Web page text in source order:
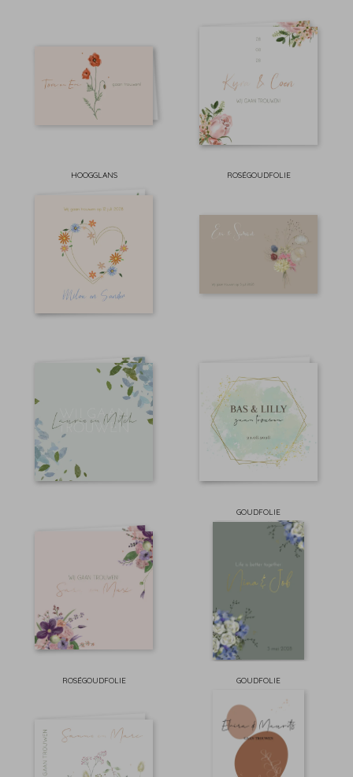
HOOGGLANS ROSÉGOUDFOLIE
GOUDFOLIE
ROSÉGOUDFOLIE GOUDFOLIE